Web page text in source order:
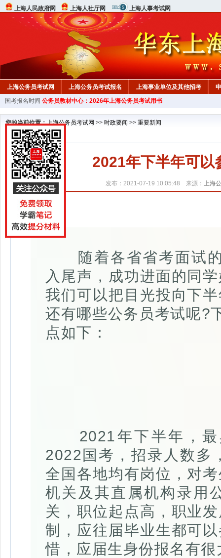
上海人民政府网 上海人社厅网 上海人事考试网
上海公务员考试网 上海公务员考试报名 上海事业单位及其他招考
行测真题 在线咨询 教材中心
国考报名时间 公务员教材中心：2026年上海公务员考试用书
您的当前位置：上海公务员考试网 >> 时政要闻 >> 重要新闻
2021年下半年可以
发布：2021-07-19 10:05:48 来源： 上海
随着各省省考面试的
入尾声，成功进面的同
我们可以把目光投向下
还有哪些公务员考试呢?
点如下：
2021年下半年，最
2022国考，招录人数多
全国各地均有岗位，对
机关及其直属机构录用
关，职位起点高，职业
制，应往届毕业生都可
惜，应届生身份报名有很